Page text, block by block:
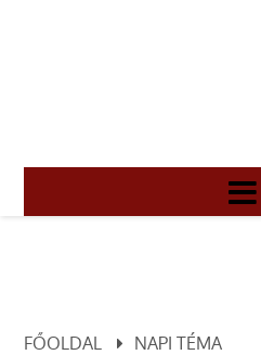
FŐOLDAL
NAPI TÉMA